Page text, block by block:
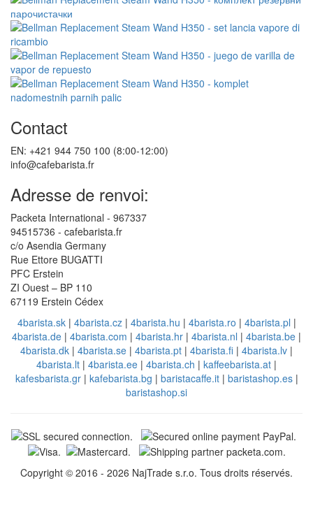
Contact
EN: +421 944 750 100 (8:00-12:00)
info@cafebarista.fr
Adresse de renvoi:
Packeta International - 967337
94515736 - cafebarista.fr
c/o Asendia Germany
Rue Ettore BUGATTI
PFC Erstein
ZI Ouest – BP 110
67119 Erstein Cédex
4barista.sk| 4barista.cz| 4barista.hu | 4barista.ro | 4barista.pl |
4barista.de | 4barista.com | 4barista.hr | 4barista.nl | 4barista.be |
4barista.dk | 4barista.se | 4barista.pt | 4barista.fi | 4barista.lv |
4barista.lt | 4barista.ee | 4barista.ch | kaffeebarista.at |
kafesbarista.gr| kafebarista.bg | baristacaffe.it| baristashop.es|
baristashop.si
Copyright © 2016 - 2026 NajTrade s.r.o. Tous droits réservés.